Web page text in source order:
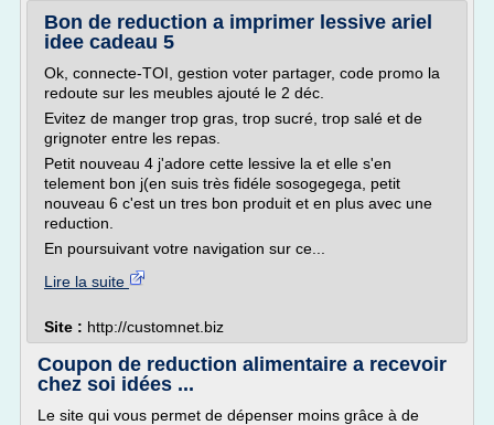
Bon de reduction a imprimer lessive ariel
idee cadeau 5
Ok, connecte-TOI, gestion voter partager, code promo la
redoute sur les meubles ajouté le 2 déc.
Evitez de manger trop gras, trop sucré, trop salé et de
grignoter entre les repas.
Petit nouveau 4 j'adore cette lessive la et elle s'en
telement bon j(en suis très fidéle sosogegega, petit
nouveau 6 c'est un tres bon produit et en plus avec une
reduction.
En poursuivant votre navigation sur ce...
Lire la suite
Site : http://customnet.biz
Coupon de reduction alimentaire a recevoir
chez soi idées ...
Le site qui vous permet de dépenser moins grâce à de